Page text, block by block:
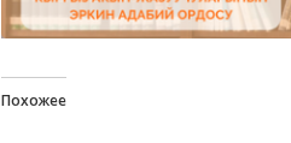
Похожее